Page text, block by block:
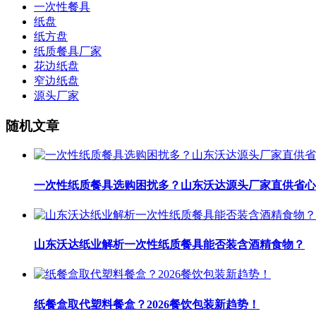
一次性餐具
纸盘
纸方盘
纸质餐具厂家
花边纸盘
窄边纸盘
源头厂家
随机文章
一次性纸质餐具选购困扰多？山东沃达源头厂家直供省
山东沃达纸业解析一次性纸质餐具能否装含酒精食物？
纸餐盒取代塑料餐盒？2026餐饮包装新趋势！